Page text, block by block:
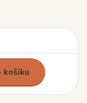
košíku